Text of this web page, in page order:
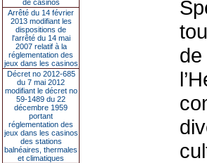
de casinos
Arrêté du 14 février
2013 modifiant les
dispositions de
l'arrêté du 14 mai
2007 relatif à la
réglementation des
jeux dans les casinos
Décret no 2012-685
du 7 mai 2012
modifiant le décret no
59-1489 du 22
décembre 1959
portant
réglementation des
jeux dans les casinos
des stations
balnéaires, thermales
et climatiques